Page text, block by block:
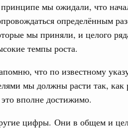
мы ожидали, что
определённым
мы приняли, и целого
темпы роста.
что по известному
мы должны расти так, как
вполне достижимо.
цифры. Они в общем и
повестке заседания актуальные задачи
и администрирования,
обеспечение продовольственной
перевозок,
экономический союз.